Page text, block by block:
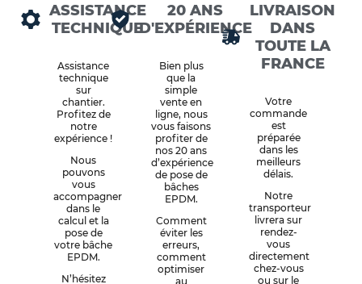
ASSISTANCE
TECHNIQUE
Assistance
technique
sur
chantier.
Profitez de
notre
expérience !
Nous
pouvons
vous
accompagner
dans le
calcul et la
pose de
votre bâche
EPDM.
N’hésitez
20 ANS
D'EXPÉRIENCE
Bien plus
que la
simple
vente en
ligne, nous
vous faisons
profiter de
nos 20 ans
d’expérience
de pose de
bâches
EPDM.
Comment
éviter les
erreurs,
comment
optimiser
au
LIVRAISON
DANS
TOUTE LA
FRANCE
Votre
commande
est
préparée
dans les
meilleurs
délais.
Notre
transporteur
livrera sur
rendez-
vous
directement
chez-vous
ou sur le